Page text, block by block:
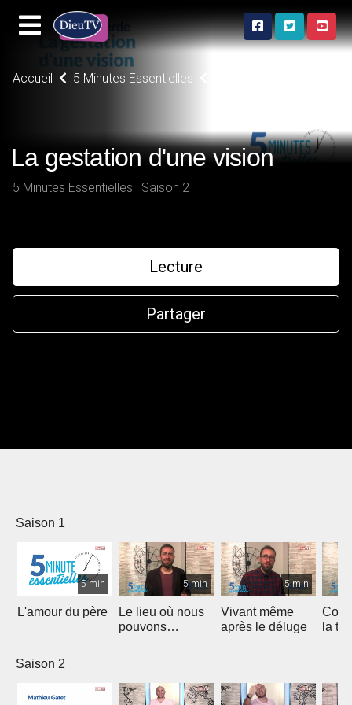
Accueil 5 Minutes Essentielles
La gestation d'une vision
5 Minutes Essentielles | Saison 2
Lecture
Partager
Saison 1
5 min
L'amour du père
5 min
Le lieu où nous
pouvons
5 min
Vivant même
après le déluge
la
Saison 2